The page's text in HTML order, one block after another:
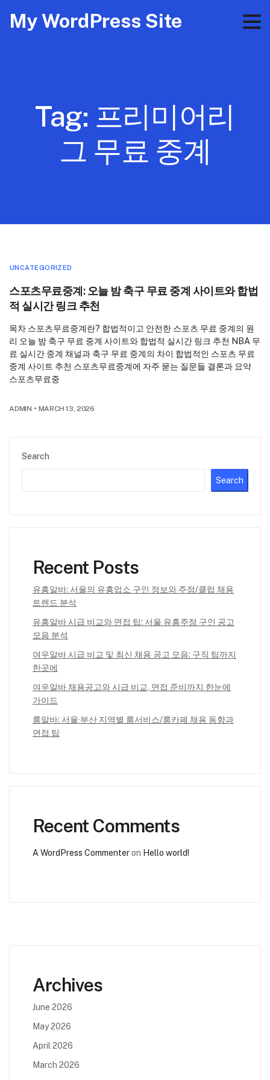
My WordPress Site
Tag: 프리미어리
그 무료 중계
Search
Search
Recent Posts
유흥알바: 서울의 유흥업소 구인 정보와 주점/클럽 채용
트렌드 분석
유흥알바 시급 비교와 면접 팁: 서울 유흥주점 구인 공고
모음 분석
여우알바 시급 비교 및 최신 채용 공고 모음: 구직 팁까지
한곳에
여우알바 채용공고와 시급 비교, 면접 준비까지 한눈에
가이드
룸알바: 서울·부산 지역별 룸서비스/룸카페 채용 동향과
면접 팁
Recent Comments
A WordPress Commenteron Hello world!
UNCATEGORIZED
스포츠무료중계: 오늘 밤 축구 무료 중계 사이트와 합법
적 실시간 링크 추천
목차 스포츠무료중계란? 합법적이고 안전한 스포츠 무료 중계의 원
리 오늘 밤 축구 무료 중계 사이트와 합법적 실시간 링크 추천 NBA 무
료 실시간 중계 채널과 축구 무료 중계의 차이 합법적인 스포츠 무료
중계 사이트 추천 스포츠무료중계에 자주 묻는 질문들 결론과 요약
스포츠무료중
ADMIN • MARCH 13, 2026
Archives
June 2026
May 2026
April 2026
March 2026